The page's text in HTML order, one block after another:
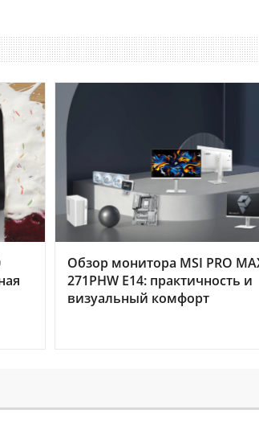
Обзор монитора MSI PRO
271PHW E14: практичность и
визуальный комфорт